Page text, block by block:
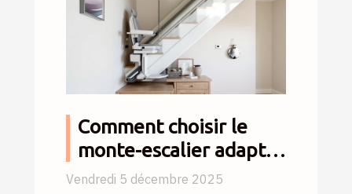
Comment choisir le
monte-escalier adapté
à vos besoins ?
Vendredi 5 décembre 2025